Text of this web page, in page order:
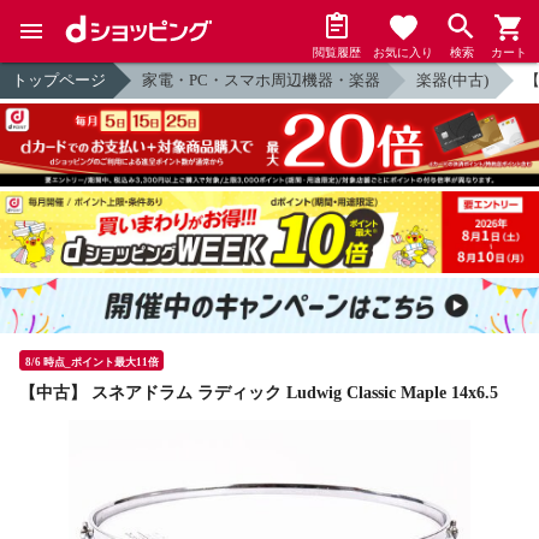
閲覧履歴 お気に入り 検索 カート
トップページ 家電・PC・スマホ周辺機器・楽器 楽器(中古)
8/6 時点_ポイント最大11倍
【中古】 スネアドラム ラディック Ludwig Classic Maple 14x6.5